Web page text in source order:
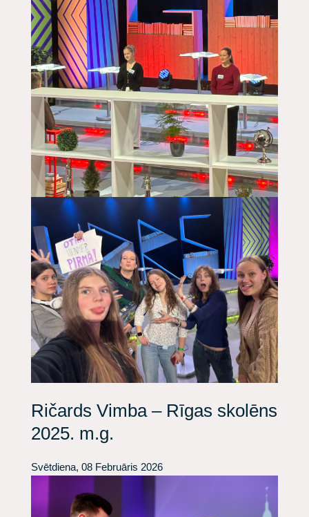
Ričards Vimba – Rīgas skolēns
2025. m.g.
Svētdiena, 08 Februāris 2026